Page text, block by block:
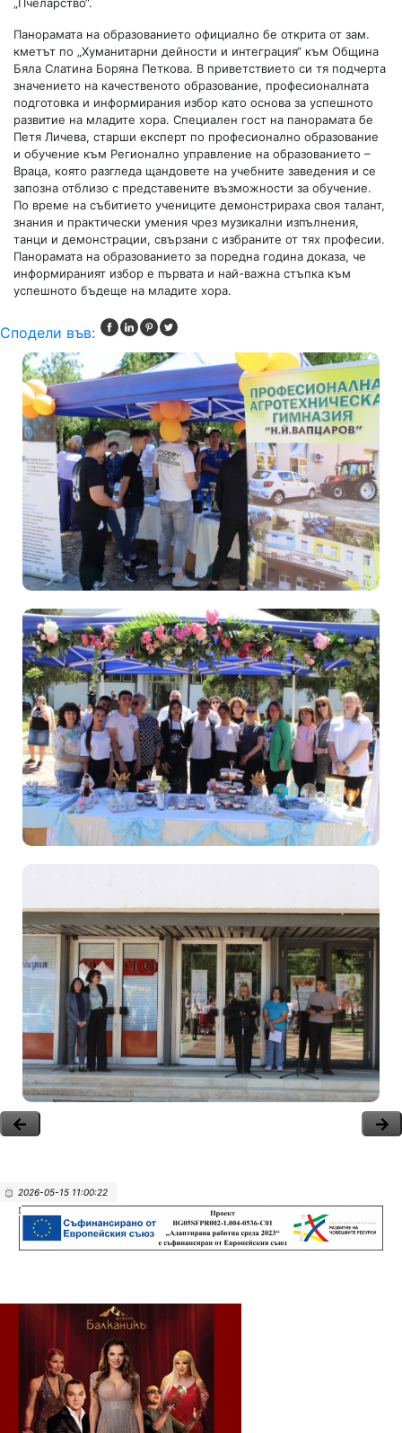
Панорамата на образованието официално бе открита от зам.
кметът по „Хуманитарни дейности и интеграция“ към Община
Бяла Слатина Боряна Петкова. В приветствието си тя подчерта
значението на качественото образование, професионалната
подготовка и информирания избор като основа за успешното
развитие на младите хора. Специален гост на панорамата бе
Петя Личева, старши експерт по професионално образование
и обучение към Регионално управление на образованието –
Враца, която разгледа щандовете на учебните заведения и се
запозна отблизо с представените възможности за обучение.
По време на събитието учениците демонстрираха своя талант,
знания и практически умения чрез музикални изпълнения,
танци и демонстрации, свързани с избраните от тях професии.
Панорамата на образованието за поредна година доказа, че
информираният избор е първата и най-важна стъпка към
успешното бъдеще на младите хора.
Сподели във:
2026-05-15 11:00:22